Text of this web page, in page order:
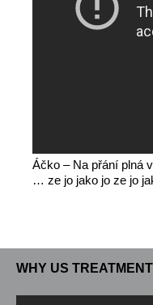
Áčko – Na přání plná
… ze jo jako jo ze jo
WHY US